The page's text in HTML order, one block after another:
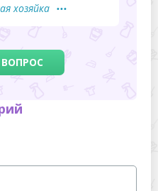
хозяйка